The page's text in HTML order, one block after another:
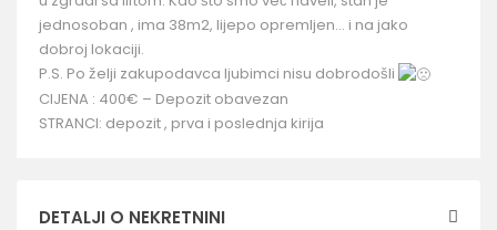
jednosoban , ima 38m2, lijepo opremljen… i na jako
dobroj lokaciji.
P.S. Po želji zakupodavca ljubimci nisu dobrodošli
CIJENA : 400€ – Depozit obavezan
STRANCI: depozit , prva i poslednja kirija
DETALJI O NEKRETNINI